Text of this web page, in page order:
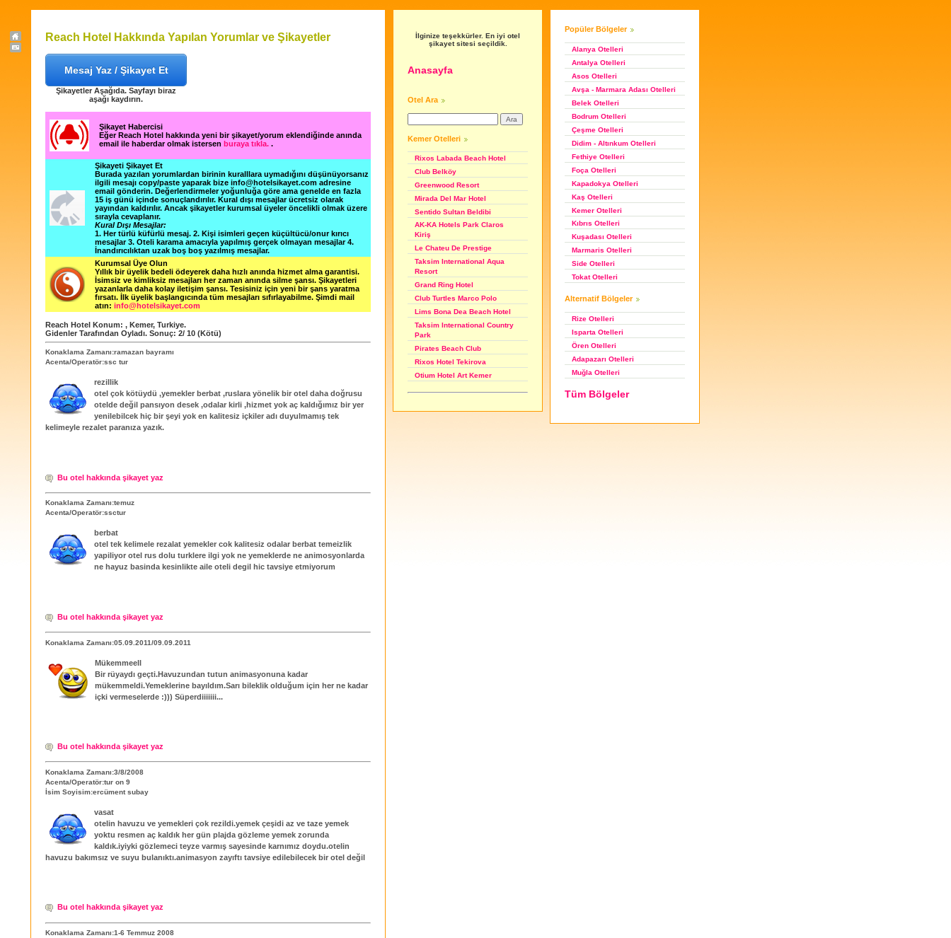
Reach Hotel Hakkında Yapılan Yorumlar ve Şikayetler
Mesaj Yaz / Şikayet Et
Şikayetler Aşağıda. Sayfayı biraz
aşağı kaydırın.
Şikayet Habercisi
Eğer Reach Hotel hakkında yeni bir şikayet/yorum eklendiğinde anında
email ile haberdar olmak istersen buraya tıkla. .
Şikayeti Şikayet Et
Burada yazılan yorumlardan birinin kuralllara uymadığını düşünüyorsanız
ilgili mesajı copy/paste yaparak bize info@hotelsikayet.com adresine
email gönderin. Değerlendirmeler yoğunluğa göre ama genelde en fazla
15 iş günü içinde sonuçlandırılır. Kural dışı mesajlar ücretsiz olarak
yayından kaldırılır. Ancak şikayetler kurumsal üyeler öncelikli olmak üzere
sırayla cevaplanır.
Kural Dışı Mesajlar:
1. Her türlü küfürlü mesaj. 2. Kişi isimleri geçen küçültücü/onur kırıcı
mesajlar 3. Oteli karama amacıyla yapılmış gerçek olmayan mesajlar 4.
İnandırıcılıktan uzak boş boş yazılmış mesajlar.
Kurumsal Üye Olun
Yıllık bir üyelik bedeli ödeyerek daha hızlı anında hizmet alma garantisi.
İsimsiz ve kimliksiz mesajları her zaman anında silme şansı. Şikayetleri
yazanlarla daha kolay iletişim şansı. Tesisiniz için yeni bir şans yaratma
fırsatı. İlk üyelik başlangıcında tüm mesajları sıfırlayabilme. Şimdi mail
atın: info@hotelsikayet.com
Reach Hotel Konum: , Kemer, Turkiye.
Gidenler Tarafından Oyladı. Sonuç: 2/ 10 (Kötü)
Konaklama Zamanı:ramazan bayramı
Acenta/Operatör:ssc tur
rezillik
otel çok kötüydü ,yemekler berbat ,ruslara yönelik bir otel daha doğrusu
otelde değil pansıyon desek ,odalar kirli ,hizmet yok aç kaldığımız bir yer
yenilebilcek hiç bir şeyi yok en kalitesiz içkiler adı duyulmamış tek
kelimeyle rezalet paranıza yazık.
Bu otel hakkında şikayet yaz
Konaklama Zamanı:temuz
Acenta/Operatör:ssctur
berbat
otel tek kelimele rezalat yemekler cok kalitesiz odalar berbat temeizlik
yapiliyor otel rus dolu turklere ilgi yok ne yemeklerde ne animosyonlarda
ne hayuz basinda kesinlikte aile oteli degil hic tavsiye etmiyorum
Bu otel hakkında şikayet yaz
Konaklama Zamanı:05.09.2011/09.09.2011
Mükemmeell
Bir rüyaydı geçti.Havuzundan tutun animasyonuna kadar
mükemmeldi.Yemeklerine bayıldım.Sarı bileklik olduğum için her ne kadar
içki vermeselerde :))) Süperdiiiiiii...
Bu otel hakkında şikayet yaz
Konaklama Zamanı:3/8/2008
Acenta/Operatör:tur on 9
İsim Soyisim:ercüment subay
vasat
otelin havuzu ve yemekleri çok rezildi.yemek çeşidi az ve taze yemek
yoktu resmen aç kaldık her gün plajda gözleme yemek zorunda
kaldık.iyiyki gözlemeci teyze varmış sayesinde karnımız doydu.otelin
havuzu bakımsız ve suyu bulanıktı.animasyon zayıftı tavsiye edilebilecek bir otel değil
Bu otel hakkında şikayet yaz
Konaklama Zamanı:1-6 Temmuz 2008
İlginize teşekkürler. En iyi otel
şikayet sitesi seçildik.
Anasayfa
Otel Ara
Kemer Otelleri
Rixos Labada Beach Hotel
Club Belköy
Greenwood Resort
Mirada Del Mar Hotel
Sentido Sultan Beldibi
AK-KA Hotels Park Claros
Kiriş
Le Chateu De Prestige
Taksim International Aqua
Resort
Grand Ring Hotel
Club Turtles Marco Polo
Lims Bona Dea Beach Hotel
Taksim International Country
Park
Pirates Beach Club
Rixos Hotel Tekirova
Otium Hotel Art Kemer
Popüler Bölgeler
Alanya Otelleri
Antalya Otelleri
Asos Otelleri
Avşa - Marmara Adası Otelleri
Belek Otelleri
Bodrum Otelleri
Çeşme Otelleri
Didim - Altınkum Otelleri
Fethiye Otelleri
Foça Otelleri
Kapadokya Otelleri
Kaş Otelleri
Kemer Otelleri
Kıbrıs Otelleri
Kuşadası Otelleri
Marmaris Otelleri
Side Otelleri
Tokat Otelleri
Alternatif Bölgeler
Rize Otelleri
Isparta Otelleri
Ören Otelleri
Adapazarı Otelleri
Muğla Otelleri
Tüm Bölgeler